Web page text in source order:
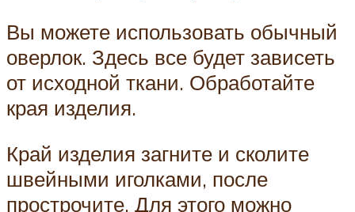
Вы можете использовать обычный
оверлок. Здесь все будет зависеть
от исходной ткани. Обработайте
края изделия.
Край изделия загните и сколите
швейными иголками, после
прострочите. Для этого можно